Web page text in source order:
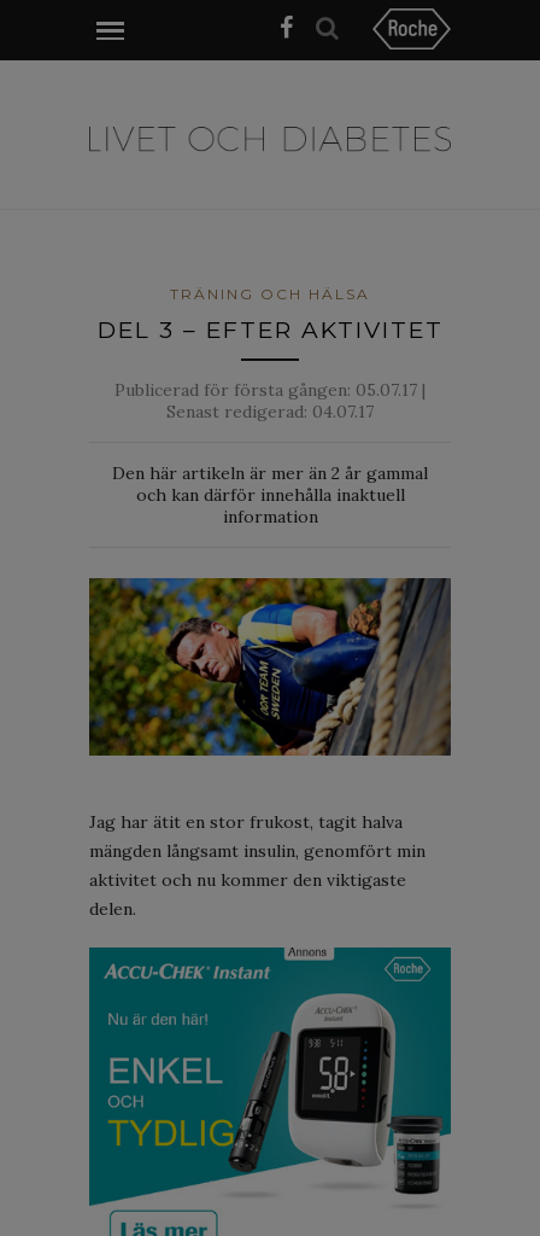
TRÄNING OCH HÄLSA
DEL 3 – EFTER AKTIVITET
Publicerad för första gången: 05.07.17 |
Senast redigerad: 04.07.17
Den här artikeln är mer än 2 år gammal
och kan därför innehålla inaktuell
information
Jag har ätit en stor frukost, tagit halva
mängden långsamt insulin, genomfört min
aktivitet och nu kommer den viktigaste
delen.